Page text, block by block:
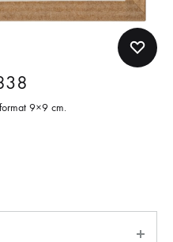
9×9 cm.